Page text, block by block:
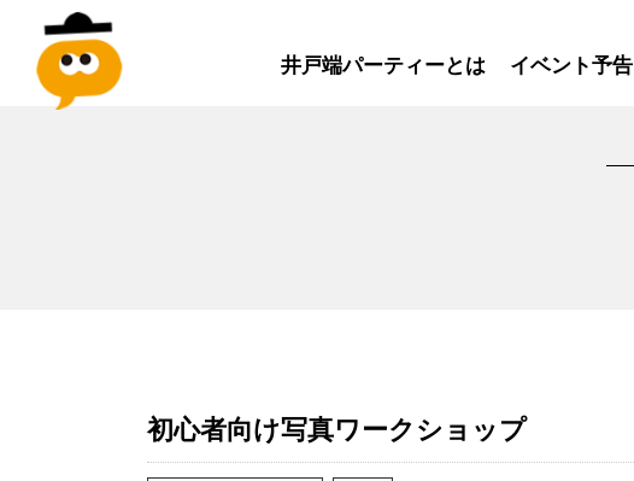
井戸端パーティーとは イベント予告
初心者向け写真ワークショップ